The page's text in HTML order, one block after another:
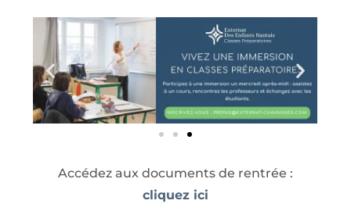
Accédez aux documents de rentrée :
cliquez ici